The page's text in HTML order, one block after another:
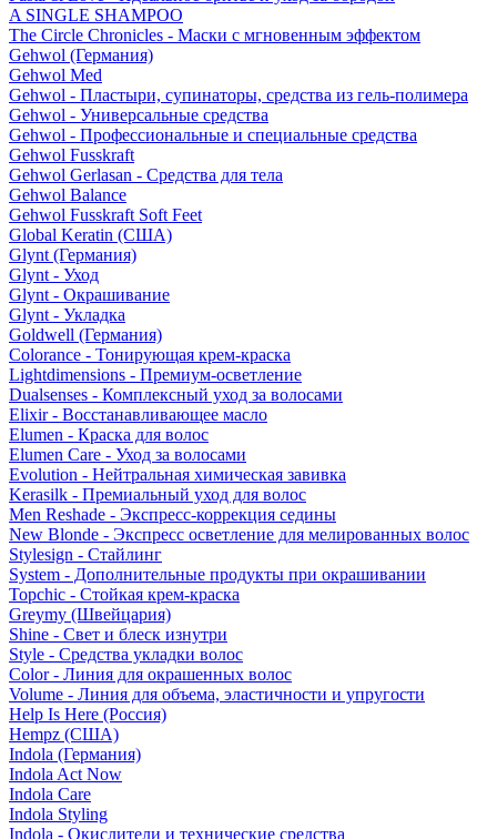
A SINGLE SHAMPOO
The Circle Chronicles - Маски с мгновенным эффектом
Gehwol (Германия)
Gehwol Med
Gehwol - Пластыри, супинаторы, средства из гель-полимера
Gehwol - Универсальные средства
Gehwol - Профессиональные и специальные средства
Gehwol Fusskraft
Gehwol Gerlasan - Средства для тела
Gehwol Balance
Gehwol Fusskraft Soft Feet
Global Keratin (США)
Glynt (Германия)
Glynt - Уход
Glynt - Окрашивание
Glynt - Укладка
Goldwell (Германия)
Colorance - Тонирующая крем-краска
Lightdimensions - Премиум-осветление
Dualsenses - Комплексный уход за волосами
Elixir - Восстанавливающее масло
Elumen - Краска для волос
Elumen Care - Уход за волосами
Evolution - Нейтральная химическая завивка
Kerasilk - Премиальный уход для волос
Men Reshade - Экспресс-коррекция седины
New Blonde - Экспресс осветление для мелированных волос
Stylesign - Стайлинг
System - Дополнительные продукты при окрашивании
Topchic - Стойкая крем-краска
Greymy (Швейцария)
Shine - Свет и блеск изнутри
Style - Средства укладки волос
Color - Линия для окрашенных волос
Volume - Линия для объема, эластичности и упругости
Help Is Here (Россия)
Hempz (США)
Indola (Германия)
Indola Act Now
Indola Care
Indola Styling
Indola - Окислители и технические средства